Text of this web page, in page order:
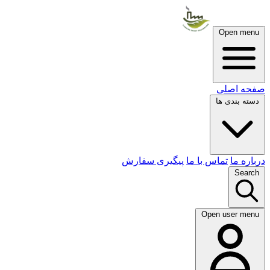
Open menu
صفحه اصلی
دسته بندی ها
درباره ما تماس با ما پیگیری سفارش
Search
Open user menu